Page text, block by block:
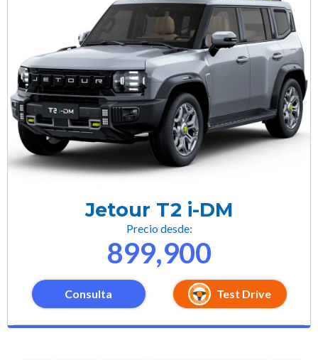
Jetour T2 i-DM
Precio desde:
899,900
Consulta Test Drive